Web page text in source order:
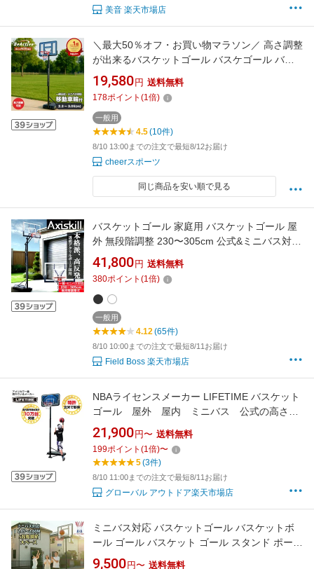
美音 楽天市場店
＼最大50％オフ・お買い物マラソン／ 高さ調整
が出来るバスケットゴール バスケゴール バス
ケットリング 屋外 家庭用 ミニバス 一般 公式サ
イズ 3.05m対応 高さ調整 2.3m-3.05m ポール
ガード付 車輪付 バスケ 練習 7号球対応 バック
ボード
19,580 円 送料無料
178ポイント (1倍)
一般用
4.5(10件)
8/10 13:00までの注文で最短8/12お届け
cheerスポーツ
同じ商品を安い順で見る
バスケットゴール 家庭用 バスケットゴール 屋
外 無段階調整 230〜305cm 公式&ミニバス対応
キャスター付き 移動式 練習用 45cm バスケッ
トボール 子供 大人 1年保証 FBオリジナル
F808 F818 【CSB】 【36CE】
41,800 円 送料無料
380ポイント (1倍)
一般用
4.12(65件)
8/10 10:00までの注文で最短8/11お届け
Field Boss 楽天市場店
NBAライセンスメーカー LIFETIME バスケット
ゴール 屋外 屋内 ミニバス 公式の高さ対
応 ライフタイム LT-90588
21,900 円〜 送料無料
199ポイント (1倍)〜
5(3件)
8/10 11:00までの注文で最短8/11お届け
グローバル アウトドア楽天市場店
ミニバス対応 バスケットゴール バスケットボ
ール ゴール バスケット ゴール スタンド ポータ
ブル 子供 大人 キッズ ジュニア 小学生 5号球 7
9,500 円〜 送料無料